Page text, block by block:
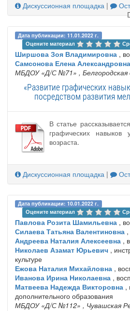
Дискуссионная площадка |
Дата публикации: 11.01.2022 г.
Оцените материал
Ширшова Зоя Владимировна ,
Самсонова Елена Александровна
МБДОУ «Д/С №71» , Белгородская
«Развитие графических
посредством развития
В статье
графических навыков
возраста.
Дискуссионная площадка |
Дата публикации: 10.01.2022 г.
Оцените материал
Павлова Розита Шамильевна ,
Силаева Татьяна Валентиновна
Андреева Наталия Алексеевна ,
Николаев Азамат Юрьевич ,
культуре
Ежова Наталия Михайловна ,
Иванова Ирина Николаевна ,
Матвеева Надежда Викторовна ,
дополнительного образования
МБДОУ «Д/С №112» , Чувашская